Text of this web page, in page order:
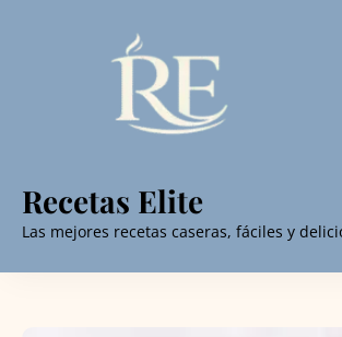
Recetas Elite
Las mejores recetas caseras, fáciles y